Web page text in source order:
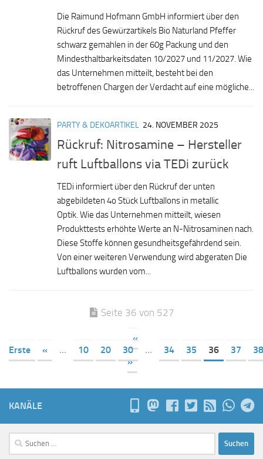
Die Raimund Hofmann GmbH informiert über den
Rückruf des Gewürzartikels Bio Naturland Pfeffer
schwarz gemahlen in der 60g Packung und den
Mindesthaltbarkeitsdaten 10/2027 und 11/2027. Wie
das Unternehmen mitteilt, besteht bei den
betroffenen Chargen der Verdacht auf eine mögliche...
PARTY & DEKOARTIKEL 24. NOVEMBER 2025
Rückruf: Nitrosamine – Hersteller
ruft Luftballons via TEDi zurück
TEDi informiert über den Rückruf der unten
abgebildeten 4o Stück Luftballons in metallic
Optik. Wie das Unternehmen mitteilt, wiesen
Produkttests erhöhte Werte an N-Nitrosaminen nach.
Diese Stoffe können gesundheitsgefährdend sein.
Von einer weiteren Verwendung wird abgeraten Die
Luftballons wurden vom...
Seite 36 von 527
«
Erste
« ... 10 20 30 ... 34 35 36 37
38
»
KANÄLE
Suchen
nach: